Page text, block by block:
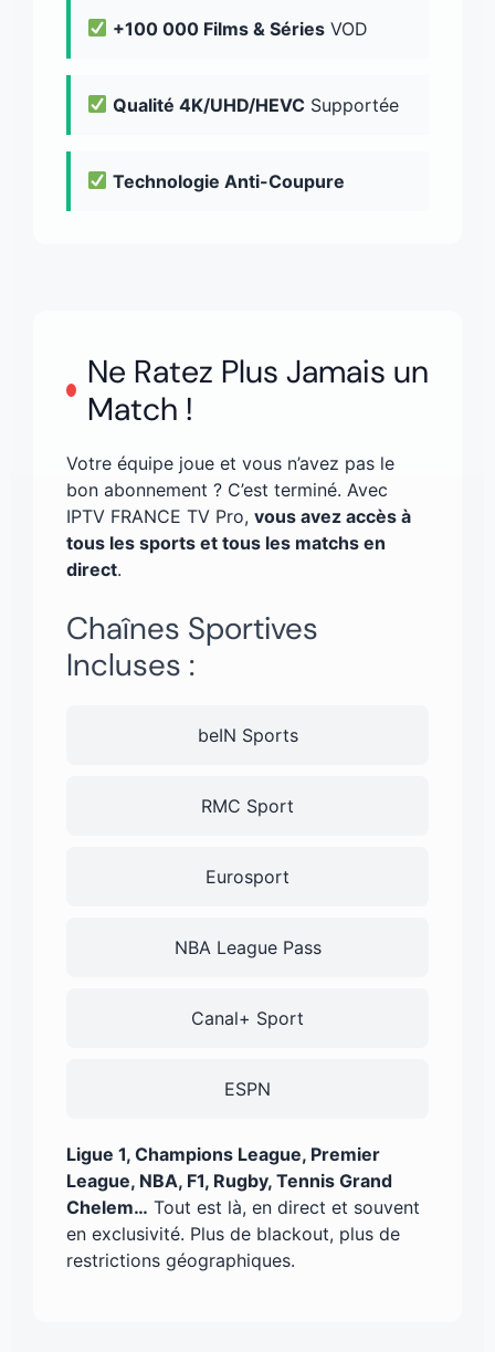
+100 000 Films & Séries VOD
Qualité 4K/UHD/HEVC Supportée
Technologie Anti-Coupure
Ne Ratez Plus Jamais un
Match !
Votre équipe joue et vous n’avez pas le
bon abonnement ? C’est terminé. Avec
IPTV FRANCE TV Pro, vous avez accès à
tous les sports et tous les matchs en
direct.
Chaînes Sportives
Incluses :
beIN Sports
RMC Sport
Eurosport
NBA League Pass
Canal+ Sport
ESPN
Ligue 1, Champions League, Premier
League, NBA, F1, Rugby, Tennis Grand
Chelem… Tout est là, en direct et souvent
en exclusivité. Plus de blackout, plus de
restrictions géographiques.